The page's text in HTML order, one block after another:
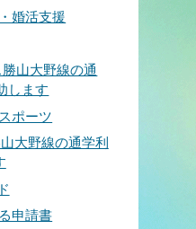
婚活支援
山大野線の通
します
ポーツ
大野線の通学利
申請書